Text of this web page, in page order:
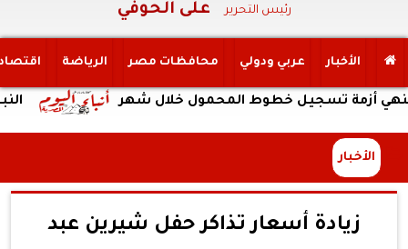
رئيس التحرير على الحوفي
الأخبار عربي ودولي محافظات مصر الرياضة
النبؤة تسجيل خطوط المحمول خلال شهر
الأخبار
زيادة أسعار تذاكر حفل شيرين عبد